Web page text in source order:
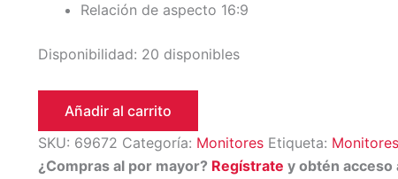
Relación de aspecto 16:9
Disponibilidad: 20 disponibles
Añadir al carrito
SKU: 69672 Categoría: Monitores Etiqueta: Monitores
¿Compras al por mayor? Regístrate y obtén acceso